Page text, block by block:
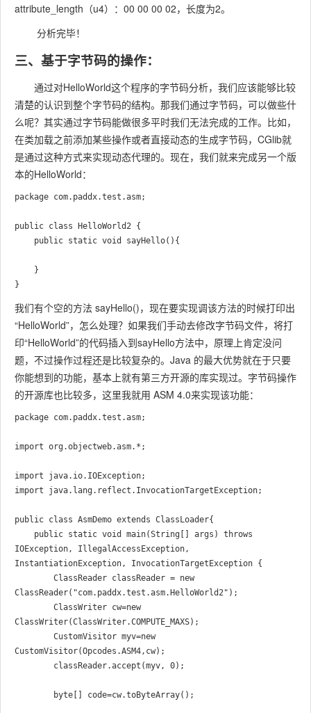
attribute_length（u4）：00 00 00 02，长度为2。
分析完毕！
三、基于字节码的操作：
通过对HelloWorld这个程序的字节码分析，我们应该能够比较
清楚的认识到整个字节码的结构。那我们通过字节码，可以做些什
么呢？其实通过字节码能做很多平时我们无法完成的工作。比如，
在类加载之前添加某些操作或者直接动态的生成字节码，CGlib就
是通过这种方式来实现动态代理的。现在，我们就来完成另一个版
本的HelloWorld：
package com.paddx.test.asm;
public class HelloWorld2 {
我们有个空的方法 sayHello()，现在要实现调该方法的时候打印出
“HelloWorld”，怎么处理？如果我们手动去修改字节码文件，将打
印“HelloWorld”的代码插入到sayHello方法中，原理上肯定没问
题，不过操作过程还是比较复杂的。Java 的最大优势就在于只要
你能想到的功能，基本上就有第三方开源的库实现过。字节码操作
的开源库也比较多，这里我就用 ASM 4.0来实现该功能：
package com.paddx.test.asm;
import org.objectweb.asm.*;
import java.io.IOException;
import java.lang.reflect.InvocationTargetException;
public class AsmDemo extends ClassLoader{
IOException, IllegalAccessException,
InstantiationException, InvocationTargetException {
ClassReader("com.paddx.test.asm.HelloWorld2");
ClassWriter(ClassWriter.COMPUTE_MAXS);
CustomVisitor(Opcodes.ASM4,cw);